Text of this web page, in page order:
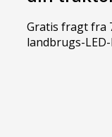
Gratis fragt fra
landbrugs-